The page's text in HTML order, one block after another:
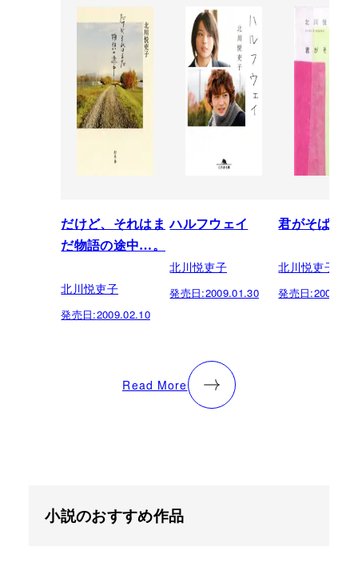
だけど、それはま
だ物語の途中…。
北川悦吏子
発売日:2009.02.10
ハルフウェイ
北川悦吏子
発売日:2009.01.30
君がそばに
北川悦吏子
発売日:
Read More
小説のおすすめ作品